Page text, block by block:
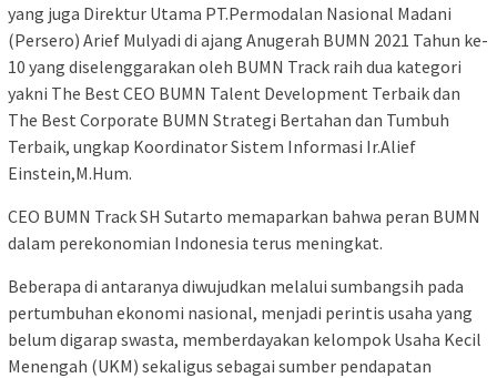
yang juga Direktur Utama PT.Permodalan Nasional Madani
(Persero) Arief Mulyadi di ajang Anugerah BUMN 2021 Tahun ke-
10 yang diselenggarakan oleh BUMN Track raih dua kategori
yakni The Best CEO BUMN Talent Development Terbaik dan
The Best Corporate BUMN Strategi Bertahan dan Tumbuh
Terbaik, ungkap Koordinator Sistem Informasi Ir.Alief
Einstein,M.Hum.
CEO BUMN Track SH Sutarto memaparkan bahwa peran BUMN
dalam perekonomian Indonesia terus meningkat.
Beberapa di antaranya diwujudkan melalui sumbangsih pada
pertumbuhan ekonomi nasional, menjadi perintis usaha yang
belum digarap swasta, memberdayakan kelompok Usaha Kecil
Menengah (UKM) sekaligus sebagai sumber pendapatan